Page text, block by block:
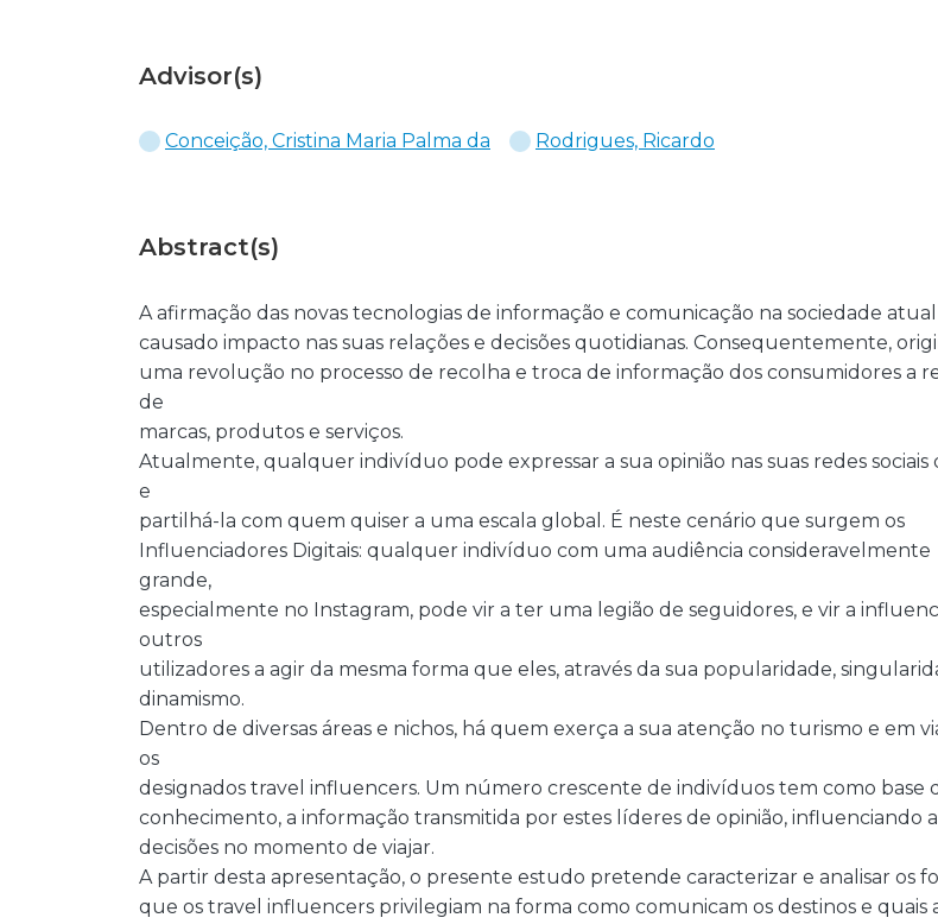
Advisor(s)
Conceição, Cristina Maria Palma da Rodrigues, Ricardo
Abstract(s)
A afirmação das novas tecnologias de informação e comunicação na sociedade
causado impacto nas suas relações e decisões quotidianas. Consequentemente,
uma revolução no processo de recolha e troca de informação dos consumidores a
de
marcas, produtos e serviços.
Atualmente, qualquer indivíduo pode expressar a sua opinião nas suas redes sociais
e
partilhá-la com quem quiser a uma escala global. É neste cenário que surgem os
Influenciadores Digitais: qualquer indivíduo com uma audiência consideravelmente
grande,
especialmente no Instagram, pode vir a ter uma legião de seguidores, e vir a
outros
utilizadores a agir da mesma forma que eles, através da sua popularidade,
dinamismo.
Dentro de diversas áreas e nichos, há quem exerça a sua atenção no turismo e em
os
designados travel influencers. Um número crescente de indivíduos tem como base
conhecimento, a informação transmitida por estes líderes de opinião, influenciando
decisões no momento de viajar.
A partir desta apresentação, o presente estudo pretende caracterizar e analisar os
que os travel influencers privilegiam na forma como comunicam os destinos e quais